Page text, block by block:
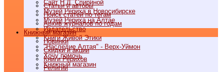
Сайт Н.Д. Спириной
Музей Рериха в Новосибирске
Музей Рериха на Алтае
Издательство
Книги Живой Этики
"Наследие Алтая" - Верх-Уймон
Хочу помочь
Книжный магазин
Статьи и авторы
Поиск статей по тегам
Архив журналов по годам
Книжный магазин
Новинки
Скидки и акции
Книги Рерихов
Религии